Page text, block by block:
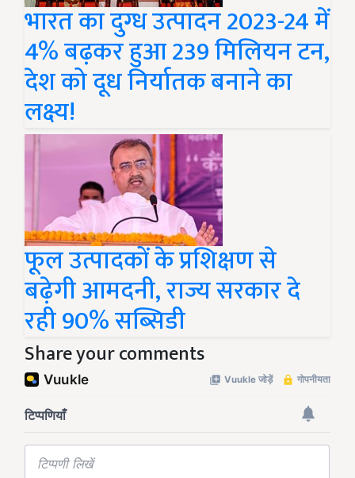
भारत का दुग्ध उत्पादन 2023-24 में
4% बढ़कर हुआ 239 मिलियन टन,
देश को दूध निर्यातक बनाने का
लक्ष्य!
फूल उत्पादकों के प्रशिक्षण से
बढ़ेगी आमदनी, राज्य सरकार दे
रही 90% सब्सिडी
Share your comments